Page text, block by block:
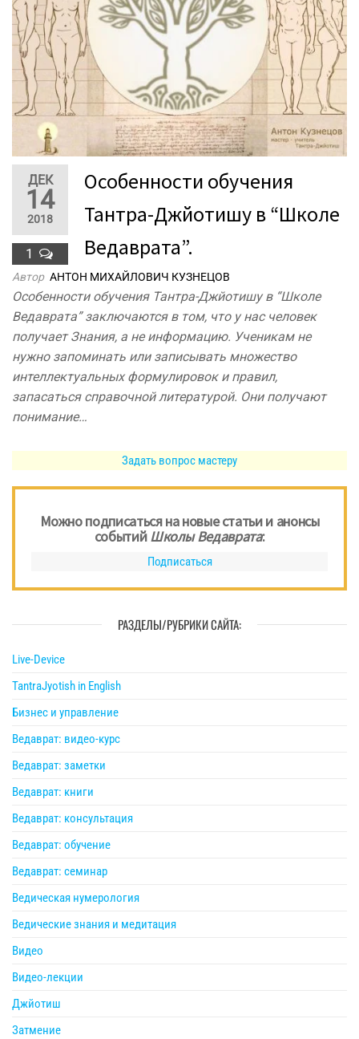
ДЕК
14
2018
1
Особенности обучения
Тантра-Джйотишу в “Школе
Ведаврата”.
Автор АНТОН МИХАЙЛОВИЧ КУЗНЕЦОВ
Особенности обучения Тантра-Джйотишу в “Школе
Ведаврата” заключаются в том, что у нас человек
получает Знания, а не информацию. Ученикам не
нужно запоминать или записывать множество
интеллектуальных формулировок и правил,
запасаться справочной литературой. Они получают
понимание…
Задать вопрос мастеру
Можно подписаться на новые статьи и анонсы
событийШколы Ведаврата:
Подписаться
РАЗДЕЛЫ/РУБРИКИ САЙТА:
Live-Device
TantraJyotish in English
Бизнес и управление
Ведаврат: видео-курс
Ведаврат: заметки
Ведаврат: книги
Ведаврат: консультация
Ведаврат: обучение
Ведаврат: семинар
Ведическая нумерология
Ведические знания и медитация
Видео
Видео-лекции
Джйотиш
Затмение